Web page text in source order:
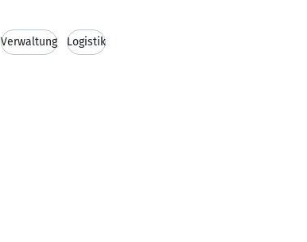
Verwaltung Logistik